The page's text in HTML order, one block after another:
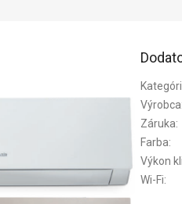
Výrobca
Záruka:
Farba:
Výkon
Wi-Fi: